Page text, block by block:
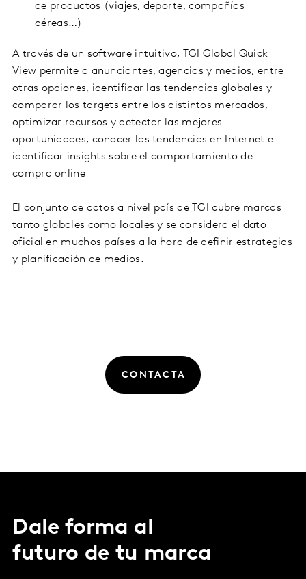
de productos (viajes, deporte, compañías
aéreas…)
A través de un software intuitivo, TGI Global Quick
View permite a anunciantes, agencias y medios, entre
otras opciones, identificar las tendencias globales y
comparar los targets entre los distintos mercados,
optimizar recursos y detectar las mejores
oportunidades, conocer las tendencias en Internet e
identificar insights sobre el comportamiento de
compra online
El conjunto de datos a nivel país de TGI cubre marcas
tanto globales como locales y se considera el dato
oficial en muchos países a la hora de definir estrategias
y planificación de medios.
CONTACTA
Dale forma al
futuro de tu marca